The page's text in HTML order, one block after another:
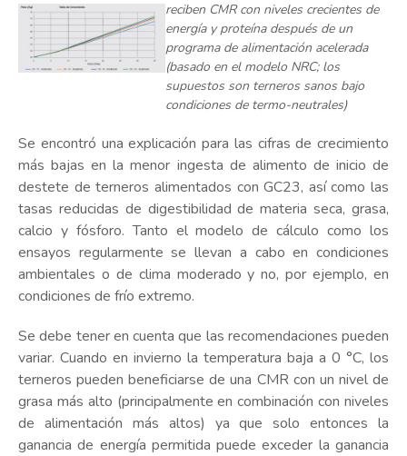
reciben CMR con niveles crecientes de
energía y proteína después de un
programa de alimentación acelerada
(basado en el modelo NRC; los
supuestos son terneros sanos bajo
condiciones de termo-neutrales)
Se encontró una explicación para las cifras de crecimiento
más bajas en la menor ingesta de alimento de inicio de
destete de terneros alimentados con GC23, así como las
tasas reducidas de digestibilidad de materia seca, grasa,
calcio y fósforo. Tanto el modelo de cálculo como los
ensayos regularmente se llevan a cabo en condiciones
ambientales o de clima moderado y no, por ejemplo, en
condiciones de frío extremo.
Se debe tener en cuenta que las recomendaciones pueden
variar. Cuando en invierno la temperatura baja a 0 °C, los
terneros pueden beneficiarse de una CMR con un nivel de
grasa más alto (principalmente en combinación con niveles
de alimentación más altos) ya que solo entonces la
ganancia de energía permitida puede exceder la ganancia